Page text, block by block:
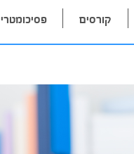
קורסים פסיכומטרי